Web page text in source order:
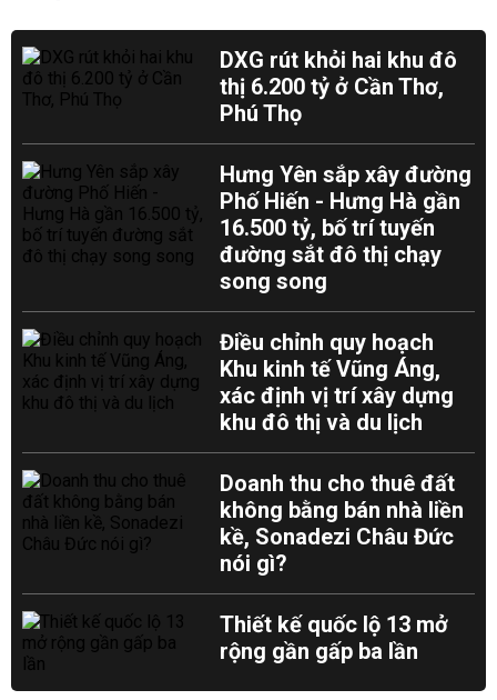
DXG rút khỏi hai khu đô
thị 6.200 tỷ ở Cần Thơ,
Phú Thọ
Hưng Yên sắp xây đường
Phố Hiến - Hưng Hà gần
16.500 tỷ, bố trí tuyến
đường sắt đô thị chạy
song song
Điều chỉnh quy hoạch
Khu kinh tế Vũng Áng,
xác định vị trí xây dựng
khu đô thị và du lịch
Doanh thu cho thuê đất
không bằng bán nhà liền
kề, Sonadezi Châu Đức
nói gì?
Thiết kế quốc lộ 13 mở
rộng gần gấp ba lần